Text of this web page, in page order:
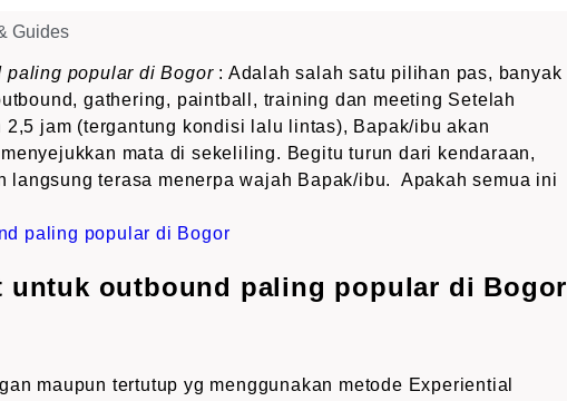
Guides
paling popular di Bogor: Adalah salah satu pilihan pas, banyak
gathering, paintball, training dan meeting Setelah
jam (tergantung kondisi lalu lintas), Bapak/ibu akan
mata di sekeliling. Begitu turun dari kendaraan,
langsung terasa menerpa wajah Bapak/ibu. Apakah semua ini
untuk outbound paling popular di Bogor
maupun tertutup yg menggunakan metode Experiential